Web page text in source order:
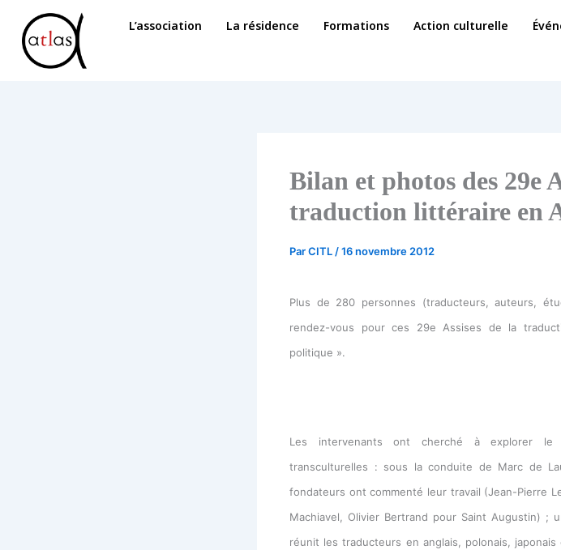
contenu
L’association La résidence Formations Action culturelle
Bilan et photos des 29e
traduction littéraire en
ParCITL /16 novembre 2012
Plus de 280 personnes (traducteurs, auteurs,
rendez-vous pour ces 29e Assises de la
politique ».
Les intervenants ont cherché à explorer le
transculturelles : sous la conduite de Marc de
fondateurs ont commenté leur travail (Jean-Pierre
Machiavel, Olivier Bertrand pour Saint Augustin) ;
réunit les traducteurs en anglais, polonais,